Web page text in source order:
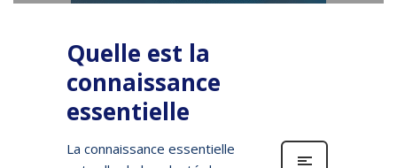
Quelle est la
connaissance
essentielle
La connaissance essentielle